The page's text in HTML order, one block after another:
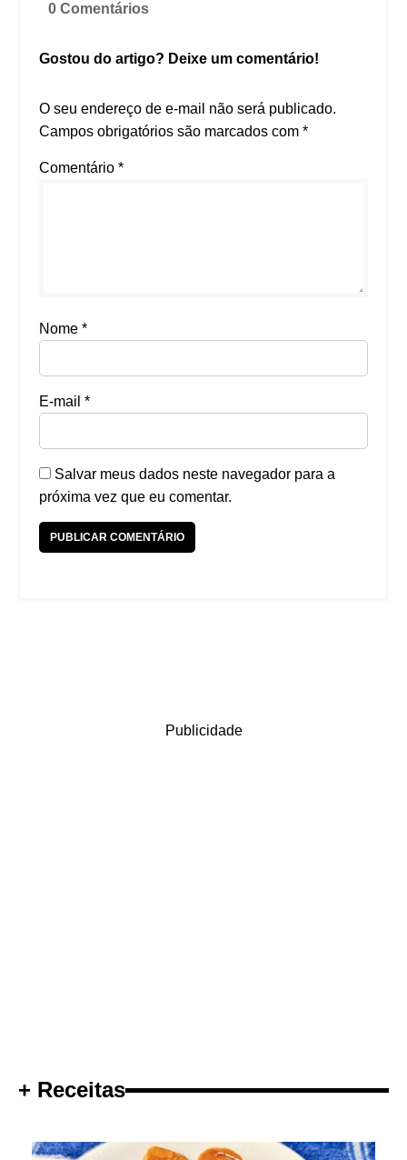
0 Comentários
Gostou do artigo? Deixe um comentário!
O seu endereço de e-mail não será publicado.
Campos obrigatórios são marcados com *
Comentário *
Nome *
E-mail *
Salvar meus dados neste navegador para a
próxima vez que eu comentar.
Publicidade
+ Receitas